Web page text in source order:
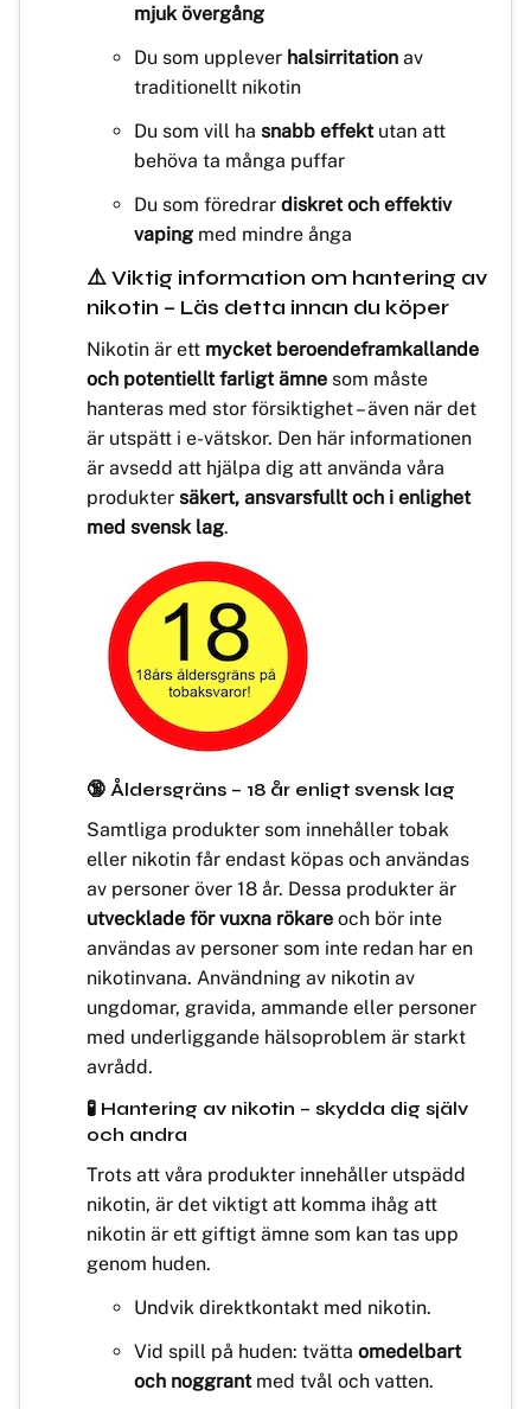
mjuk övergång
Du som upplever halsirritation av
traditionellt nikotin
Du som vill ha snabb effektutan att
behöva ta många puffar
Du som föredrar diskret och effektiv
vaping med mindre ånga
⚠️ Viktig information om hantering av
nikotin – Läs detta innan du köper
Nikotin är ett mycket beroendeframkallande
och potentiellt farligt ämne som måste
hanteras med stor försiktighet – även när det
är utspätt i e-vätskor. Den här informationen
är avsedd att hjälpa dig att använda våra
produkter säkert, ansvarsfullt och i enlighet
med svensk lag.
🔞 Åldersgräns – 18 år enligt svensk lag
Samtliga produkter som innehåller tobak
eller nikotin får endast köpas och användas
av personer över 18 år. Dessa produkter är
utvecklade för vuxna rökare och bör inte
användas av personer som inte redan har en
nikotinvana. Användning av nikotin av
ungdomar, gravida, ammande eller personer
med underliggande hälsoproblem är starkt
avrådd.
🧪 Hantering av nikotin – skydda dig själv
och andra
Trots att våra produkter innehåller utspädd
nikotin, är det viktigt att komma ihåg att
nikotin är ett giftigt ämne som kan tas upp
genom huden.
Undvik direktkontakt med nikotin.
Vid spill på huden: tvätta omedelbart
och noggrantmed tvål och vatten.